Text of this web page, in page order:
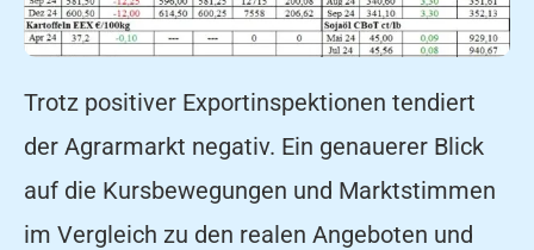
Trotz positiver Exportinspektionen tendiert
der Agrarmarkt negativ. Ein genauerer Blick
auf die Kursbewegungen und Marktstimmen
im Vergleich zu den realen Angeboten und